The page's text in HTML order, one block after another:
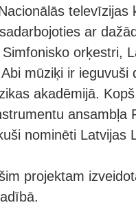
televīzijas
ar
orķestri,
mūziķi ir ieguvuši
akadēmijā.
ansambļa
nominēti Latvijas
projektam